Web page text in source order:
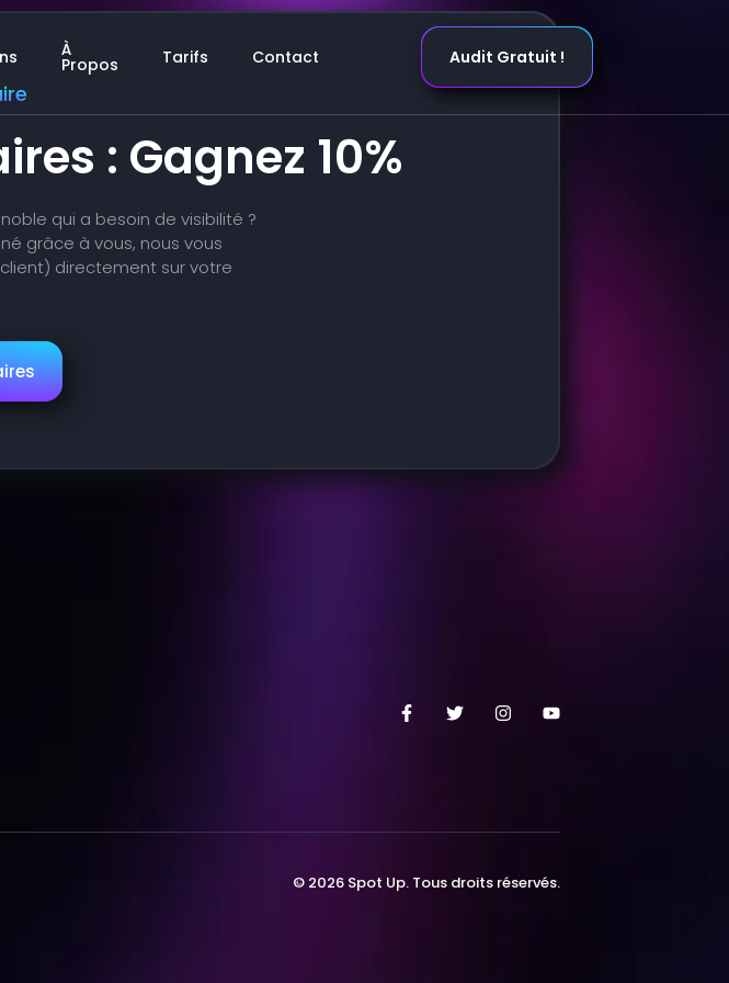
À
Propos Tarifs Contact Audit Gratuit !
: Gagnez 10%
qui a besoin de visibilité ?
grâce à vous, nous vous
client) directement sur votre
© 2026 Spot Up. Tous droits réservés.